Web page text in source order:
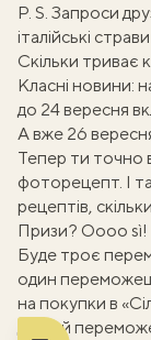
P. S. Запроси
італійські
Скільки триває
Класні новини:
до 24 вересня
А вже 26
Тепер ти точно
фоторецепт. І
рецептів,
Призи? Оооо sì!
Буде троє
один
на покупки в
другий